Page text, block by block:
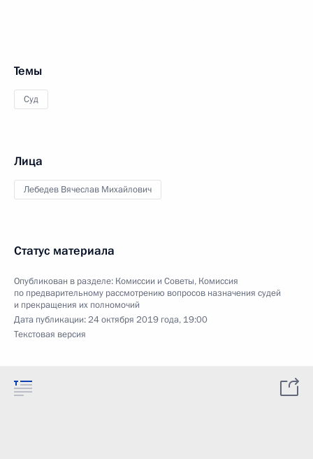
Темы
Суд
Лица
Лебедев Вячеслав Михайлович
Статус материала
Опубликован в разделе: Комиссии и Советы, Комиссия
по предварительному рассмотрению вопросов назначения судей
и прекращения их полномочий
Дата публикации:24 октября 2019 года, 19:00
Текстовая версия